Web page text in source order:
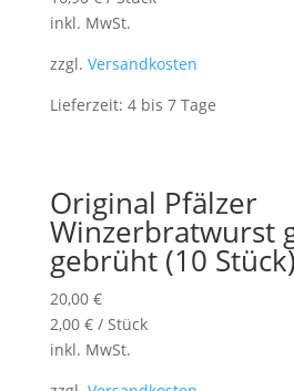
inkl. MwSt.
zzgl. Versandkosten
Lieferzeit: 4 bis 7 Tage
Original Pfälzer
Winzerbratwurst
gebrüht (10
20,00 €
2,00 €/ Stück
inkl. MwSt.